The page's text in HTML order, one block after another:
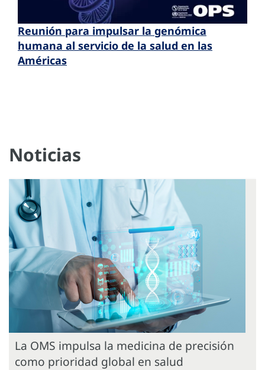
Reunión para impulsar la genómica
humana al servicio de la salud en las
Américas
Noticias
La OMS impulsa la medicina de precisión
como prioridad global en salud